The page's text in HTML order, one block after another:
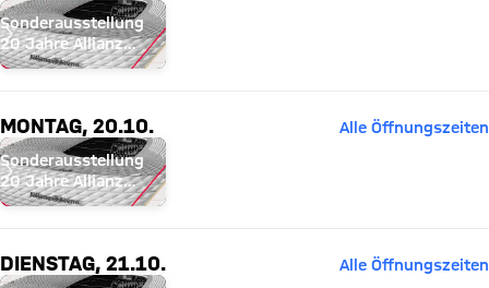
Sonderausstellung
20 Jahre Allianz
Arena
MONTAG, 20.10.
Alle Öffnungszeiten
Sonderausstellung
20 Jahre Allianz
Arena
DIENSTAG, 21.10.
Alle Öffnungszeiten